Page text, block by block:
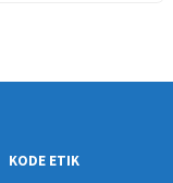
KODE ETIK